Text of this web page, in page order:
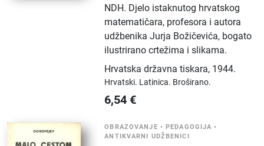
NDH. Djelo istaknutog hrvatskog
matematičara, profesora i autora
udžbenika Jurja Božičevića, bogato
ilustrirano crtežima i slikama.
Hrvatska državna tiskara, 1944.
Hrvatski. Latinica. Broširano.
6,54 €
OBRAZOVANJE •PEDAGOGIJA •
ANTIKVARNI UDŽBENICI